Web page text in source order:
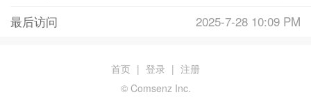
最后访问
2025-7-28 10:09 PM
首页 | 登录 | 注册
© Comsenz Inc.